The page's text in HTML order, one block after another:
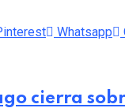
Whatsapp
cierra